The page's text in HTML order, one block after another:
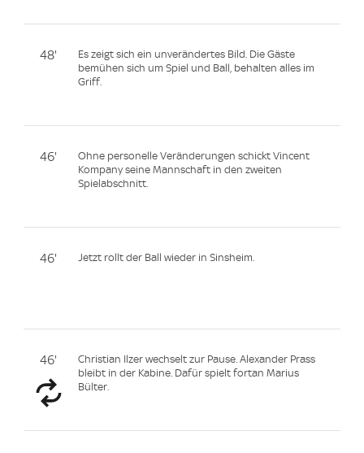
48'
Es zeigt sich ein unverändertes Bild. Die Gäste
bemühen sich um Spiel und Ball, behalten alles im
Griff.
46'
Ohne personelle Veränderungen schickt Vincent
Kompany seine Mannschaft in den zweiten
Spielabschnitt.
46' Jetzt rollt der Ball wieder in Sinsheim.
46'
Christian Ilzer wechselt zur Pause. Alexander Prass
bleibt in der Kabine. Dafür spielt fortan Marius
Bülter.